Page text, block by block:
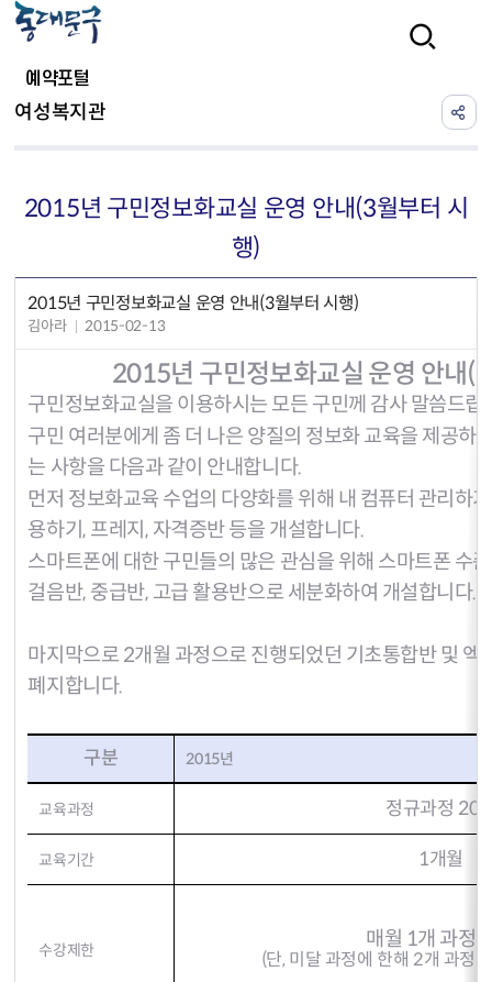
예약포털
여성복지관
2015년 구민정보화교실 운영 안내(3월부터 시
행)
2015년 구민정보화교실 운영 안내(3월부터 시행)
김아라 2015-02-13
2015년 구민정보화교실 운영 안내
구민정보화교실을 이용하시는 모든 구민께 감사 말씀드립
구민 여러분에게 좀 더 나은 양질의 정보화 교육을 제공하
는 사항을 다음과 같이 안내합니다.
먼저 정보화교육 수업의 다양화를 위해 내 컴퓨터 관리하
용하기, 프레지, 자격증반 등을 개설합니다.
스마트폰에 대한 구민들의 많은 관심을 위해 스마트폰 수
걸음반, 중급반, 고급 활용반으로 세분화하여 개설합니다.
마지막으로 2개월 과정으로 진행되었던 기초통합반 및
폐지합니다.
구분 2015년
교육과정 정규과정 20
교육기간 1개월
수강제한 매월 1개 과정
(단, 미달 과정에 한해 2개 과정